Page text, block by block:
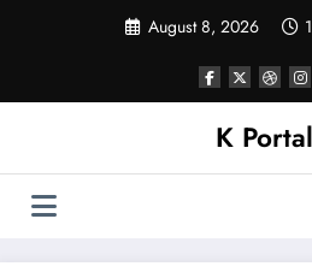
August 8, 2026
K Portal